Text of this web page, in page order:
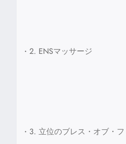
• 2. ENSマッサージ
• 3. 立位のブレス・オブ・